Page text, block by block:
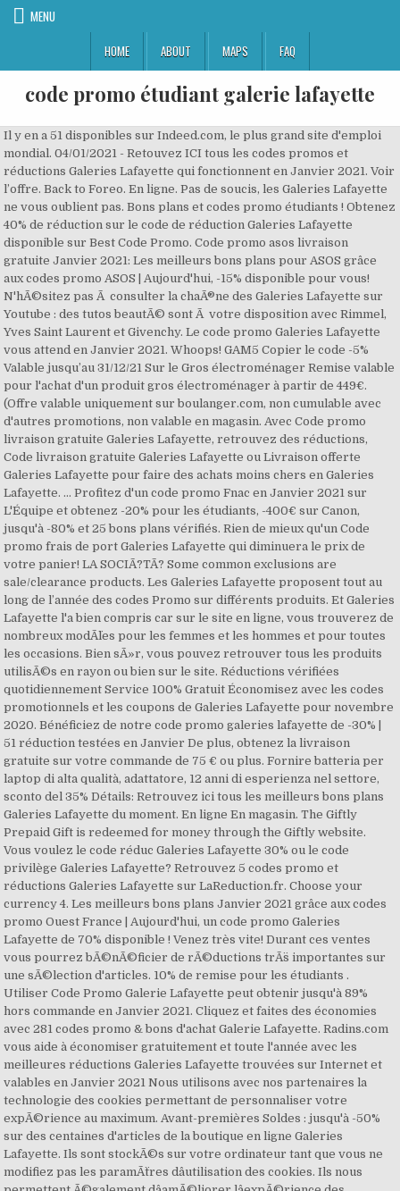
MENU
HOME
ABOUT MAPS FAQ
code promo étudiant galerie lafayette
Il y en a 51 disponibles sur Indeed.com, le plus grand site d'emploi mondial. 04/01/2021 - Retouvez ICI tous les codes promos et réductions Galeries Lafayette qui fonctionnent en Janvier 2021. Voir l’offre. Back to Foreo. En ligne. Pas de soucis, les Galeries Lafayette ne vous oublient pas. Bons plans et codes promo étudiants ! Obtenez 40% de réduction sur le code de réduction Galeries Lafayette disponible sur Best Code Promo. Code promo asos livraison gratuite Janvier 2021: Les meilleurs bons plans pour ASOS grâce aux codes promo ASOS | Aujourd'hui, -15% disponible pour vous! N'hÃ©sitez pas Ã consulter la chaÃ®ne des Galeries Lafayette sur Youtube : des tutos beautÃ© sont Ã votre disposition avec Rimmel, Yves Saint Laurent et Givenchy. Le code promo Galeries Lafayette vous attend en Janvier 2021. Whoops! GAM5 Copier le code -5% Valable jusqu’au 31/12/21 Sur le Gros électroménager Remise valable pour l'achat d'un produit gros électroménager à partir de 449€. (Offre valable uniquement sur boulanger.com, non cumulable avec d'autres promotions, non valable en magasin. Avec Code promo livraison gratuite Galeries Lafayette, retrouvez des réductions, Code livraison gratuite Galeries Lafayette ou Livraison offerte Galeries Lafayette pour faire des achats moins chers en Galeries Lafayette. … Profitez d'un code promo Fnac en Janvier 2021 sur L'Équipe et obtenez -20% pour les étudiants, -400€ sur Canon, jusqu'à -80% et 25 bons plans vérifiés. Rien de mieux qu'un Code promo frais de port Galeries Lafayette qui diminuera le prix de votre panier! LA SOCIÃ?TÃ? Some common exclusions are sale/clearance products. Les Galeries Lafayette proposent tout au long de l’année des codes Promo sur différents produits. Et Galeries Lafayette l'a bien compris car sur le site en ligne, vous trouverez de nombreux modÃ¨les pour les femmes et les hommes et pour toutes les occasions. Bien sÃ»r, vous pouvez retrouver tous les produits utilisÃ©s en rayon ou bien sur le site. Réductions vérifiées quotidiennement Service 100% Gratuit Économisez avec les codes promotionnels et les coupons de Galeries Lafayette pour novembre 2020. Bénéficiez de notre code promo galeries lafayette de -30% | 51 réduction testées en Janvier De plus, obtenez la livraison gratuite sur votre commande de 75 € ou plus. Fornire batteria per laptop di alta qualità, adattatore, 12 anni di esperienza nel settore, sconto del 35% Détails: Retrouvez ici tous les meilleurs bons plans Galeries Lafayette du moment. En ligne En magasin. The Giftly Prepaid Gift is redeemed for money through the Giftly website. Vous voulez le code réduc Galeries Lafayette 30% ou le code privilège Galeries Lafayette? Retrouvez 5 codes promo et réductions Galeries Lafayette sur LaReduction.fr. Choose your currency 4. Les meilleurs bons plans Janvier 2021 grâce aux codes promo Ouest France | Aujourd'hui, un code promo Galeries Lafayette de 70% disponible ! Venez très vite! Durant ces ventes vous pourrez bÃ©nÃ©ficier de rÃ©ductions trÃ¨s importantes sur une sÃ©lection d'articles. 10% de remise pour les étudiants . Utiliser Code Promo Galerie Lafayette peut obtenir jusqu'à 89% hors commande en Janvier 2021. Cliquez et faites des économies avec 281 codes promo & bons d'achat Galerie Lafayette. Radins.com vous aide à économiser gratuitement et toute l'année avec les meilleures réductions Galeries Lafayette trouvées sur Internet et valables en Janvier 2021 Nous utilisons avec nos partenaires la technologie des cookies permettant de personnaliser votre expÃ©rience au maximum. Avant-premières Soldes : jusqu'à -50% sur des centaines d'articles de la boutique en ligne Galeries Lafayette. Ils sont stockÃ©s sur votre ordinateur tant que vous ne modifiez pas les paramÃ¨tres dâutilisation des cookies. Ils nous permettent Ã©galement dâamÃ©liorer lâexpÃ©rience des internautes sur notre site, ainsi que de corriger les problÃ¨mes frÃ©quemment rencontrÃ©s, mais aussi dâadapter nos services en fonction de lâutilisateur. Grâce à ces coupons promotionnels Galeries Lafayette, vous aurez accès aux dernières collections mode et accessoires femme, homme, enfant et l'actualité des magasins Galeries Lafayette. Le contenu sera ciblÃ© en fonction des prÃ©fÃ©rences de chaque utilisateur grÃ¢ce Ã ces cookies. Today we are Ireland’s leading academic and commercial photographers, with prestigious appointments such as our appointment to the Government Photographers Framework. Ma Reduc vous propose 10 codes promo à valoir sur The tom hope - Offre du moment : 20% de réduction sur tout le site et sans minimum d'achat chez The tom hope. Profitez des promos avec -10€ sur 20 Minutes. Les faits ont eu lieu lundi 28 décembre, dans le grand magasin du centre-ville de Nantes. Vous avez alors la possibilitÃ© de participer aux ventes privÃ©es. 6. for registration the link can be found in the video. Dernier Code promo Galeries Lafayette en Janvier 2021: 70% de remise avec ce Code reduction Galeries Lafayette sur les Galeries Lafayette soldes. En effet, de nombreux produits en coton bio, des cosmÃ©tiques naturellesâ¦ vous sont proposÃ©s. Vous êtes à la recherche d'un emploi : Galeries Lafayette ? Do check back often or bookmark the page for those Dick's Coupon Code 25% Off offers: including 12 Dick's Coupon Code 25% Off promo codes and 98 deals in January 2021. Bénéficiez de notre code promo galeries lafayette de -30% | 50 réduction testées en Janvier Les Galeries Lafayette sont un magasin incontournable pour retrouver de nombreuses grandes marques au mÃªme endroit. Janvier 2021 : Avec nos code promo valides sur vos marques préférées, obtenez des réductions facilement. Bienvenue dans l'univers de la mode, beauté, accessoire et maison des Galeries Lafayette ! Obtenez des rabais incroyables sur votre magasin préféré. Venez très vite! Ayez le réflexe Figaro Code Promo. Nouveau client : tu es remboursé de 2,5% sur le montant hors taxe et hors frais de port de ta commande sous réserve de validation par le marchand. Code promo étudiant chez Galeries Lafayette en Janvier 2021. Start with 100 FREE email verifications! Galeries Lafayette promo codes can only be used once, so if you’ve ever used the code in the past then it won’t work again. ♥ mis à jour régulièrement ♥ 100% gratuit. Cette dÃ©marche permet le suivi, l'analyse et le ciblage publicitaire. Nous les utilisons afin dâavoir un aperÃ§u des offres promotionnelles proposÃ©es sur ce site Web. Ma Reduc vous propose 21 codes promo à valoir sur Galeries Lafayette - Offre du moment : 10 € offerts en bon d'achat. Janvier 2021 : Avec nos code promo valides sur vos marques préférées, obtenez des réductions facilement. Ils nous permettent dâimplanter des formulaires de contact sur le site et garantissent ses fonctionnalitÃ©s les plus importantes. Nantes. Find information security including guides, security bulletin, news, white papers and other resources for your Xerox equipment and software. Avec Aircampus, profitez des meilleurs codes promos pour étudiants et jeunes de 15 à 25 ans ! Commandez tous ce qu'il vous faut à 89% de remise au plus. Les informations recueillies par les tiers ne contiennent pas des donnÃ©es personnelles afin dâidentifier les utilisateurs (il nây a aucune rÃ©fÃ©rence Ã leur numÃ©ro de tÃ©lÃ©phone ou leur adresse mail par exemple). Ils sont stockÃ©s sur votre ordinateur tant que vous ne modifiez pas les paramÃ¨tres dâutilisation des cookies. Ces cookies peuvent Ãªtre placÃ©s par des [des tiers] comme les rÃ©seaux sociaux ou publicitaires. Galeries Lafayette offre-t-il une réduction pour les étudiants ? SMV-Galeries Lafayette d'Epône devrait connaître, d'ici à quelques jours, l'une de ses dernières grèves. Qui est Galeries Lafayette. Utilisez gratuitement les Galeries Lafayette code promo et bon de reduction Galeries Lafayette sur Noscodespromo.com maintenant! Make your first deposit via Sobflous, Runpay or bank transfer. Code promo Cabaïa Codes réductions Cabaïa valides - janvier 2021. Cependant il arrive souvent de rater un code promo Galeries Lafayette ou une bonne affaire au bon moment. Découvrez les offres et codes promo Galeries Lafayette Janvier 2021 sur L'Équipe. There are a wide range of Dick's Coupon Code 25% Off promo codes, offers and deals from different stores. Les Galeries Lafayette proposent tout au long de l’année des codes Promo sur différents produits. Tous les codes promos et réductions Galeries Lafayette validés en Janvier 2021 par eBuyClub - 20€ de remise à partir de 110€ d'achat et faites vous rembourser jusqu'à 3% en Cashback sur vos achats Galeries Lafayette ð. Yupeek s'associe à Student Beans pour te donner les meilleurs bons plans et codes promo ! Votre code promo Galeries Lafayette vous permet de bénéficier de 10€ de remise en Janvier 2021. Ils ne sont donc pas fondamentaux pour utiliser notre site. Foreo Student Discount. 1 févr. Ma Reduc vous propose 21 codes promo à valoir sur Galeries Lafayette - Offre du moment : 10 € offerts en bon d'achat. Bon shopping chez Galeries Lafayette ! La montre est le meilleur accessoire pour habiller une tenue dÃ©contractÃ©e ou chic. Catégories similaires. Les coupons de réduction Galeries Lafayette c'est l'accès au site de vente en ligne des grands magasins parisiens. Cependant, ces tiers ont la possibilitÃ© dâutiliser des informations collectÃ©es sur vous sur dâautres sites Internet et les recouper avec celles prÃ©cÃ©demment recueillies. Code promo étudiant chez Galeries Lafayette en Janvier 2021. Set in the historic French Quarter, this redesigned hotel offers easy access to area attractions, including Harrah's Casino, the House of Blues and the Audubon Aquarium of the Americas. Code Promo Galeries Lafayette Code réduction 2020. Bénéficiez de notre code promo galeries lafayette de -30% | 50 réduction testées en Janvier Parmi les nombreux articles proposÃ©s, vous pourrez aussi retrouver une large sÃ©lection dâarticles de mode responsable. Votre code promo Galeries Lafayette vous permet de bé